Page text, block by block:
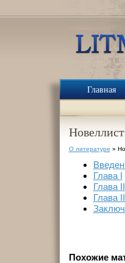
Главная
О литературе »
Глава I
Глава II
Глава
Похожие